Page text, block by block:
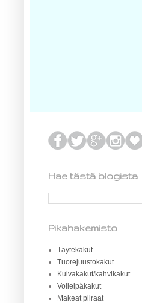
Hae tästä blogista
Pikahakemisto
Täytekakut
Tuorejuustokakut
Kuivakakut/kahvikakut
Voileipäkakut
Makeat piiraat